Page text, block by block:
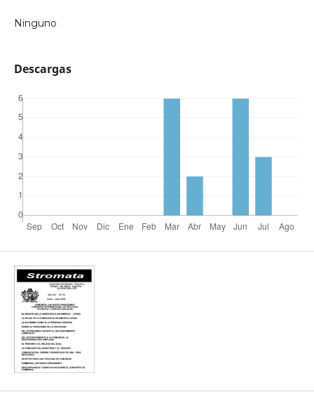
Ninguno
Descargas